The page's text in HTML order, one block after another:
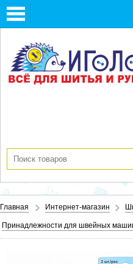
Toggle
navigation
Главная Интернет-магазин
Принадлежности для швейных